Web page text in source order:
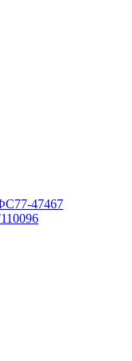
47467